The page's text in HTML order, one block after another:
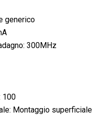
generico
300MHz
100
Montaggio superficiale